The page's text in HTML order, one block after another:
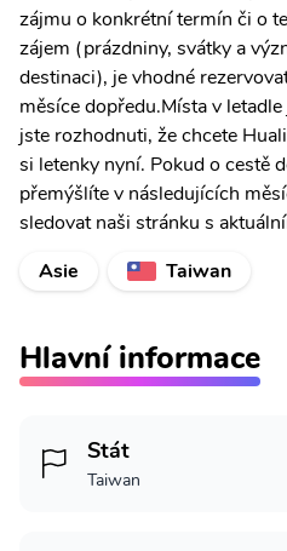
zájmu o konkrétní termín či o
zájem (prázdniny, svátky a
destinaci), je vhodné
měsíce dopředu.Místa v
jste rozhodnuti, že chcete
si letenky nyní. Pokud o cestě
přemýšlíte v následujících
sledovat naši stránku s
Asie
Taiwan
Hlavní informace
Stát
Taiwan